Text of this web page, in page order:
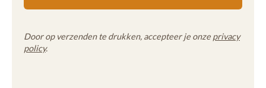
Door op verzenden te drukken, accepteer je onze privacy
policy.